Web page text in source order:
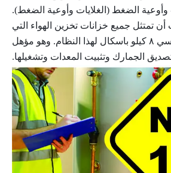
(الغلايات وأوعية الضغط).
تمتثل جميع خزانات تخزين الهواء التي
يتجاوز ضغطها القياسي ٨ كيلو باسكال لهذا النظام. وهو مؤهل
الجمارك وتثبيت المعدات وتشغيلها.